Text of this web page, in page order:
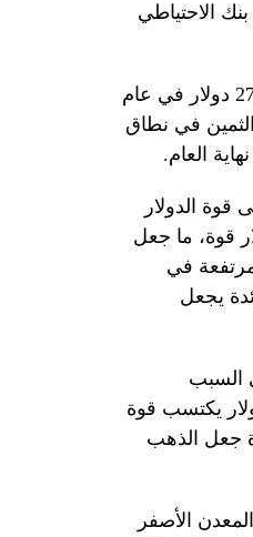
الاحتياطي
وتشير التوقعات طويلة الأجل إلى أن الارتفاع سيستمر حتى يصل إلى 2799.00 دولار في عام
المعدن الثمين في نطاق
الدولار
قوة، ما جعل
في
يجعل
السبب
يكتسب قوة
جعل الذهب
الأصفر